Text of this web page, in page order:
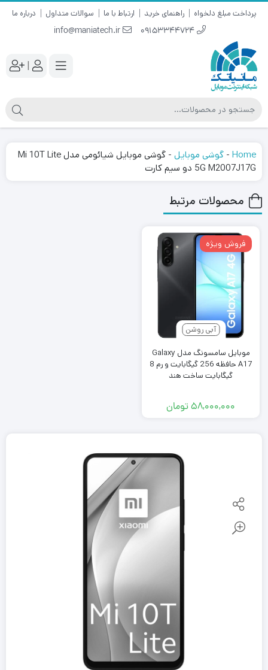
پرداخت مبلغ دلخواه راهنمای خرید ارتباط با ما سوالات متداول درباره ما
09153344724
info@maniatech.ir
|
Home
- گوشی موبایل -
گوشی موبایل شیائومی مدل Mi 10T Lite
5G M2007J17G دو سیم‌ کارت
محصولات مرتبط
آبی روشن
فروش ویژه
موبایل سامسونگ مدل Galaxy
A17 حافظه 256 گیگابایت و رم 8
گیگابایت ساخت هند
۵۸,۰۰۰,۰۰۰تومان